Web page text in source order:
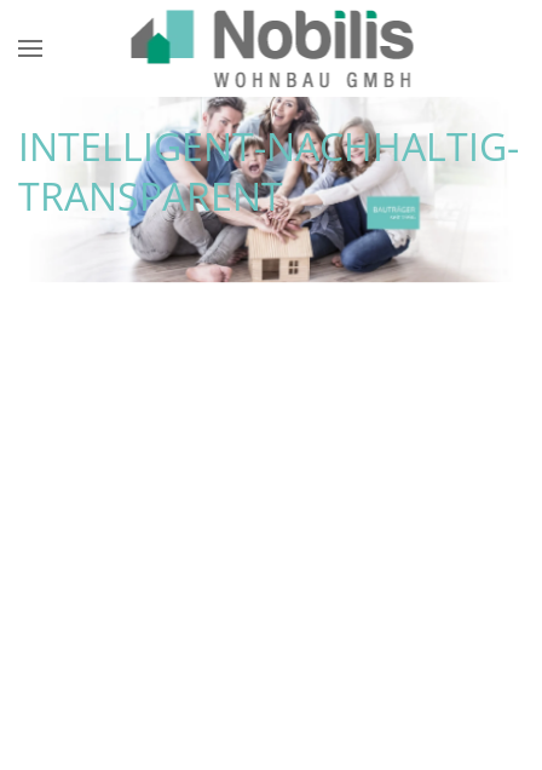
Zum Hauptinhalt springen
INTELLIGENT-NACHHALTIG-
TRANSPARENT